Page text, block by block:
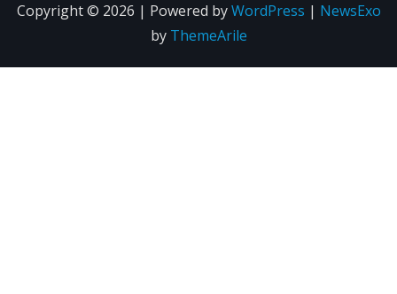
Copyright © 2026 | Powered byWordPress | NewsExo
by ThemeArile